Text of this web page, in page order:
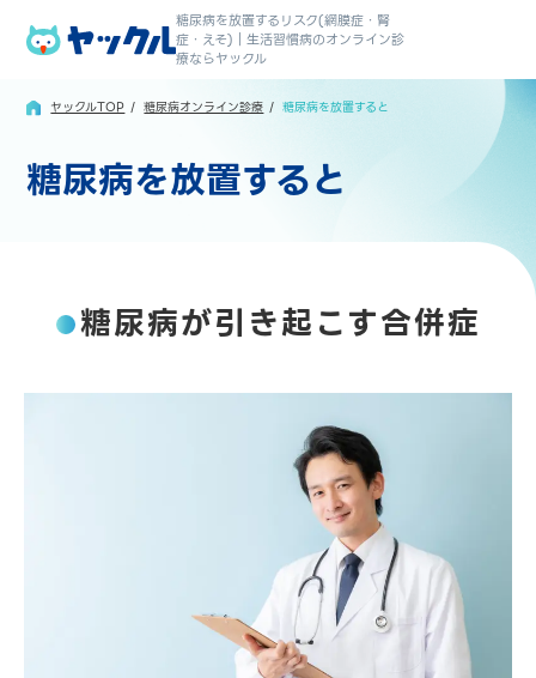
糖尿病を放置するリスク(網膜症・腎
症・えそ)｜生活習慣病のオンライン診
療ならヤックル
ヤックルTOP 糖尿病オンライン診療 糖尿病を放置すると
糖尿病を放置すると
糖尿病が引き起こす合併症